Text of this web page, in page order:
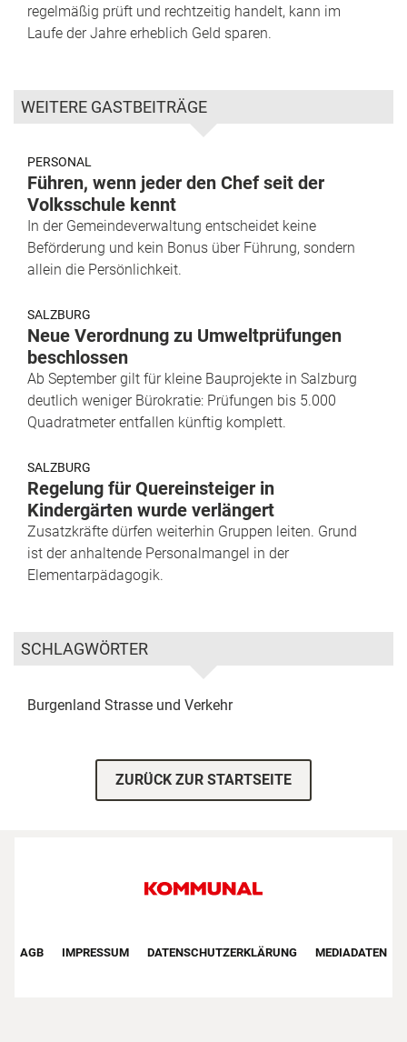
regelmäßig prüft und rechtzeitig handelt, kann im
Laufe der Jahre erheblich Geld sparen.
WEITERE GASTBEITRÄGE
PERSONAL
Führen, wenn jeder den Chef seit der
Volksschule kennt
In der Gemeindeverwaltung entscheidet keine
Beförderung und kein Bonus über Führung, sondern
allein die Persönlichkeit.
SALZBURG
Neue Verordnung zu Umweltprüfungen
beschlossen
Ab September gilt für kleine Bauprojekte in Salzburg
deutlich weniger Bürokratie: Prüfungen bis 5.000
Quadratmeter entfallen künftig komplett.
SALZBURG
Regelung für Quereinsteiger in
Kindergärten wurde verlängert
Zusatzkräfte dürfen weiterhin Gruppen leiten. Grund
ist der anhaltende Personalmangel in der
Elementarpädagogik.
SCHLAGWÖRTER
Burgenland Strasse und Verkehr
ZURÜCK ZUR STARTSEITE
Footer First Navigation
AGB IMPRESSUM DATENSCHUTZERKLÄRUNG MEDIADATEN